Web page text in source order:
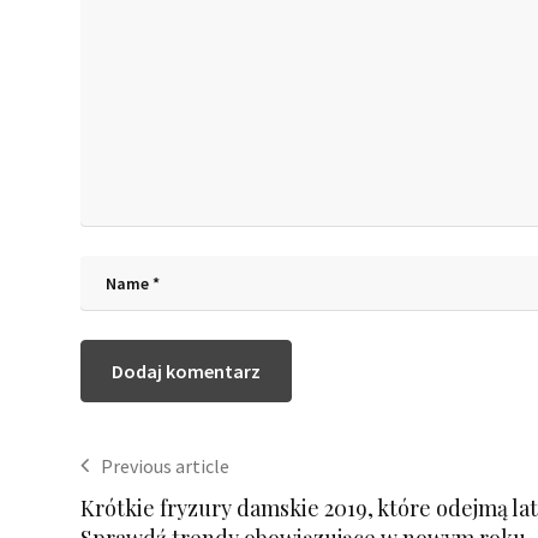
Previous article
Krótkie fryzury damskie 2019, które odejmą